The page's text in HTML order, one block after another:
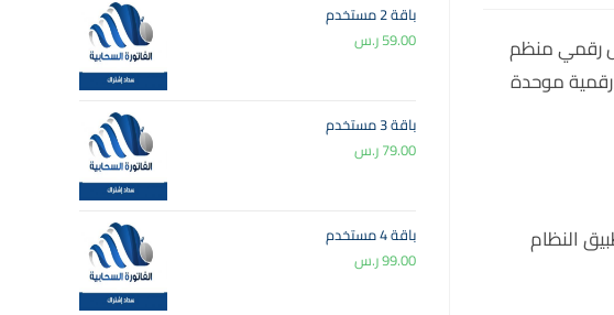
رقمي منظم
موحدة
النظام
باقة 2 مستخدم
59.00ر.س
باقة 3 مستخدم
79.00ر.س
باقة 4 مستخدم
99.00ر.س